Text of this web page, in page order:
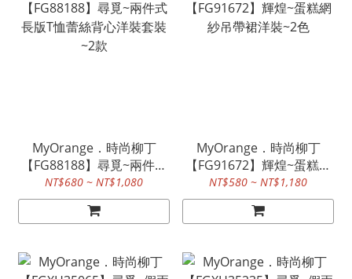
MyOrange．時尚柳丁
【FG88188】尋覓~兩件式
長版T恤蕾絲背心洋裝套裝
~2款
NT$680 ~ NT$1,080
MyOrange．時尚柳丁
【FG91672】輝煌~蛋糕網
紗吊帶裙洋裝~2色
NT$580 ~ NT$1,180